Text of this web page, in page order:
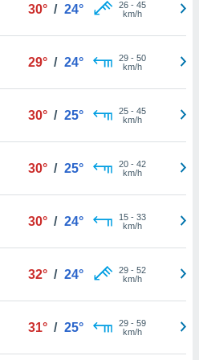
30° / 24° 26- 45
km/h
29° / 24° 29- 50
km/h
30° / 25° 25- 45
km/h
30° / 25° 20- 42
km/h
30° / 24° 15- 33
km/h
32° / 24° 29- 52
km/h
31° / 25° 29- 59
km/h